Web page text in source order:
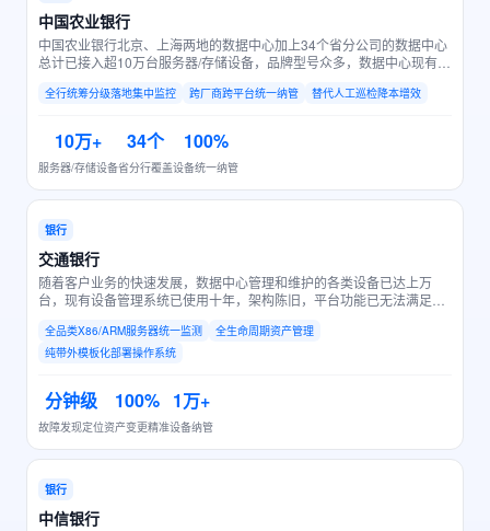
中国农业银行
中国农业银行北京、上海两地的数据中心加上34个省分公司的数据中心
总计已接入超10万台服务器/存储设备，品牌型号众多，数据中心现有依
下，急需一套统一的平台来实现全行数据中心跨厂商、跨硬件平台的集
全行统筹分级落地集中监控 跨厂商跨平台统一纳管 替代人工巡检降本增效
10万+
服务器/存储设备
34个
省分行覆盖
100%
设备统一纳管
银行
交通银行
随着客户业务的快速发展，数据中心管理和维护的各类设备已达上万
台，现有设备管理系统已使用十年，架构陈旧，平台功能已无法满足现
全品类X86/ARM服务器统一监测
全生命周期资产管理
纯带外模板化部署操作系统
分钟级
故障发现定位
100%
资产变更精准
1万+
设备纳管
银行
中信银行